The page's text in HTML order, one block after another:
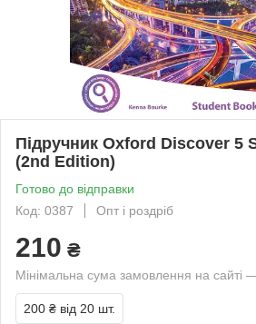
Підручник Oxford Discover 5
(2nd Edition)
Готово до відправки
Код: 0387
Опт і роздріб
210 ₴
Мінімальна сума замовлення на сайті
200 ₴ від 20 шт.